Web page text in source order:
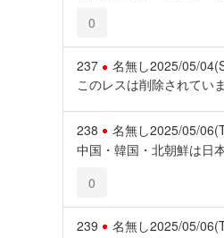
0
237 名無し2025/05/
このレスは削除されてい
238 名無し2025/05/
中国・韓国・北朝鮮は日
0
239 名無し2025/05/